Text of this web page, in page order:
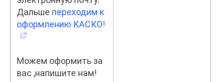
Дальше переходим к
оформлению КАСКО!
Можем оформить за
вас ,напишите нам!